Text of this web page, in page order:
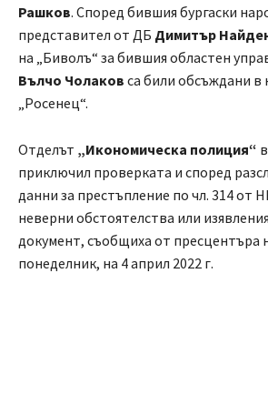
Рашков. Според бившия бургаски
представител от ДБ Димитър
на „Биволъ“ за бившия областен
Вълчо Чолаков са били обсъждани в
„Росенец“.
Отделът „Икономическа полиция“ в
приключил проверката и според
данни за престъпление по чл. 314 от
неверни обстоятелства или
документ, съобщиха от пресцентъра
понеделник, на 4 април 2022 г.